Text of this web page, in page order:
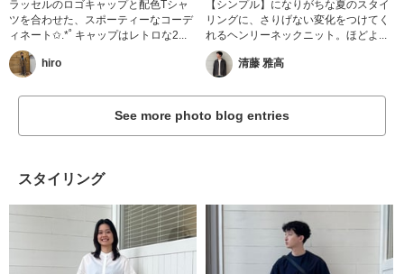
ラッセルのロゴキャップと配色Tシャ
ツを合わせた、スポーティーなコーデ
ィネート✩.*˚ キャップはレトロな2...
hiro
【シンプル】になりがちな夏のスタイ
リングに、さりげない変化をつけてく
れるヘンリーネックニット。ほどよ...
清藤 雅高
See more photo blog entries
スタイリング